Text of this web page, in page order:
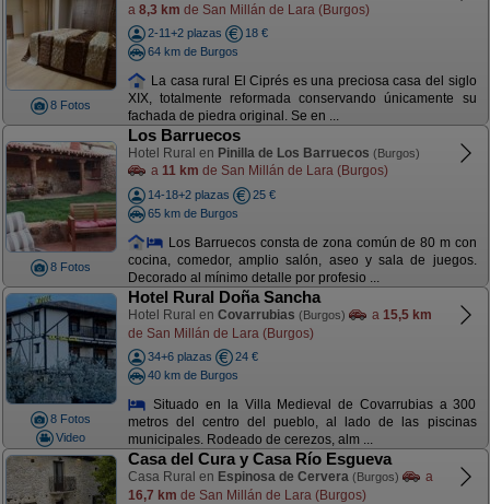
8 Fotos
a 8,3 km de San Millán de Lara (Burgos)
2-11+2 plazas
18 €
64 km de Burgos
La casa rural El Ciprés es una preciosa casa del siglo
XIX, totalmente reformada conservando únicamente su
fachada de piedra original. Se en ...
8 Fotos
Los Barruecos
Hotel Rural en Pinilla de Los Barruecos (Burgos)
a 11 km de San Millán de Lara (Burgos)
14-18+2 plazas
25 €
65 km de Burgos
Los Barruecos consta de zona común de 80 m con
cocina, comedor, amplio salón, aseo y sala de juegos.
Decorado al mínimo detalle por profesio ...
8 Fotos
Video
Hotel Rural Doña Sancha
Hotel Rural en Covarrubias (Burgos) a 15,5 km
de San Millán de Lara (Burgos)
34+6 plazas
24 €
40 km de Burgos
Situado en la Villa Medieval de Covarrubias a 300
metros del centro del pueblo, al lado de las piscinas
municipales. Rodeado de cerezos, alm ...
Casa del Cura y Casa Río Esgueva
Casa Rural en Espinosa de Cervera (Burgos)
a
16,7 km de San Millán de Lara (Burgos)